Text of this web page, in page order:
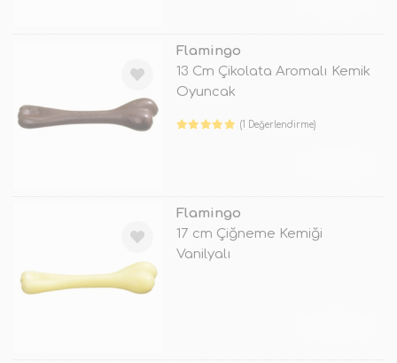
Flamingo
13 Cm Çikolata Aromalı Kemik
Oyuncak
(1 Değerlendirme)
Flamingo
17 cm Çiğneme Kemiği
Vanilyalı